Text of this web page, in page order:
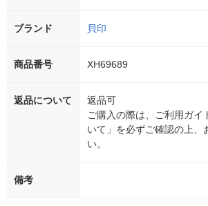
ブランド 貝印
商品番号 XH69689
返品について
返品可
ご購入の際は、ご利用ガイ
いて」を必ずご確認の上、
い。
備考